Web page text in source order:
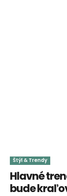
Štýl & Trendy
Hlavné
bude